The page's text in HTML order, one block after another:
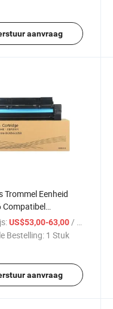
aanvraag
Trommel Eenheid
Compatibel
IV2056 2058
Copier
US$53,00-63,00 / Stuk
Bestelling: 1 Stuk
aanvraag